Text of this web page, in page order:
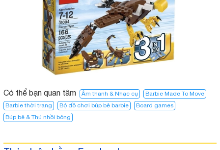
Có thể bạn quan tâm Âm thanh & Nhạc cụ
Barbie Made To Move
Barbie thời trang
Bộ đồ chơi búp bê barbie
Board games
Búp bê & Thú nhồi bông